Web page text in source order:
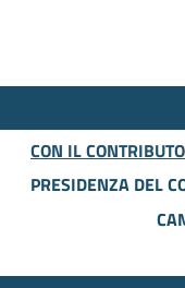
CON IL
PRESIDENZA DEL